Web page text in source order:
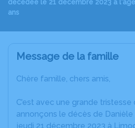
décédée le 21 décembre 2023 à
ans
Message de la famille
Chère famille, chers amis,
C’est avec une grande tristesse
annonçons le décès de Danièle
jeudi 21 décembre 2023 à